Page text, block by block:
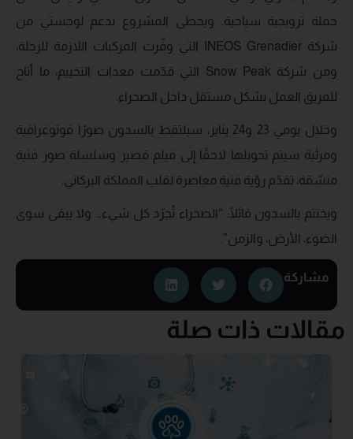
حملة ترويجية سياحية. ويحظى المشروع بدعم لوجستي من
شركة INEOS Grenadier التي وفّرت المركبات اللازمة للرحلة،
ومن شركة Snow Peak التي قدّمت معدات التخييم، ما أتاح
للفريق العمل بشكل مستقل داخل الصحراء.
وخلال يومي 23 و24 يناير، سيلتقط بالسدون صورًا فوتوغرافية
ومرئية سيتم تحويلها لاحقًا إلى فيلم قصير وسلسلة صور فنية
منسّقة، تقدّم رؤية فنية معاصرة لقلب المملكة البركاني.
ويختتم بالسدون قائلًا: “الصحراء تُجرّد كل شيء… ولا يبقى سوى
الضوء، الأرض، والزمن”.
مشاركة
مقالات ذات صلة